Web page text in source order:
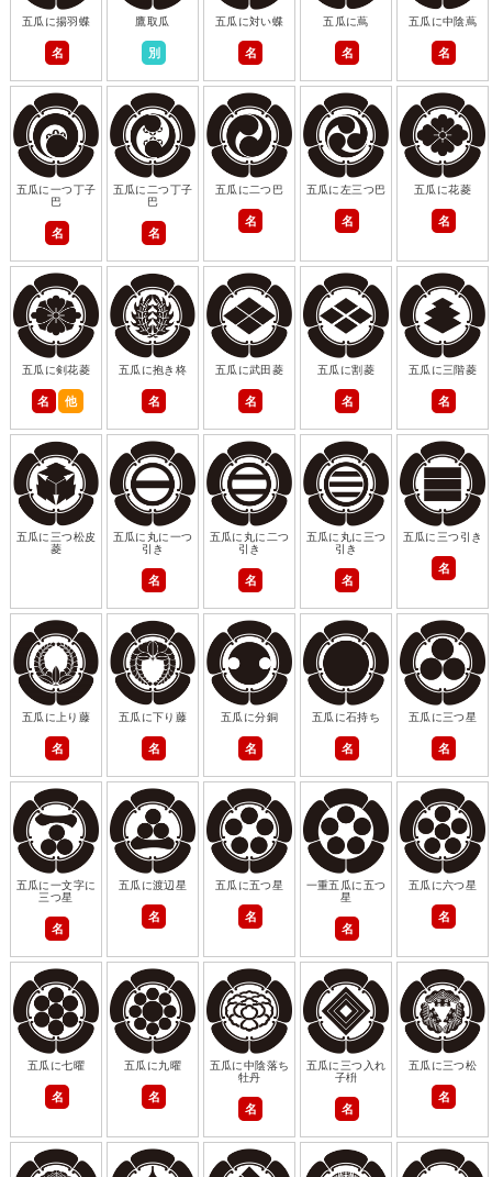
五瓜に揚羽蝶
名
鷹取瓜
別
五瓜に対い蝶
名
五瓜に蔦
名
五瓜に中陰蔦
名
五瓜に一つ丁子
巴
名
五瓜に二つ丁子
巴
名
五瓜に二つ巴
名
五瓜に左三つ巴
名
五瓜に花菱
名
五瓜に剣花菱
名 他
五瓜に抱き柊
名
五瓜に武田菱
名
五瓜に割菱
名
五瓜に三階菱
名
五瓜に三つ松皮
菱
五瓜に丸に一つ
引き
名
五瓜に丸に二つ
引き
名
五瓜に丸に三つ
引き
名
五瓜に三つ引き
名
五瓜に上り藤
名
五瓜に下り藤
名
五瓜に分銅
名
五瓜に石持ち
名
五瓜に三つ星
名
五瓜に一文字に
三つ星
名
五瓜に渡辺星
名
五瓜に五つ星
名
一重五瓜に五つ
星
名
五瓜に六つ星
名
五瓜に七曜
名
五瓜に九曜
名
五瓜に中陰落ち
牡丹
名
五瓜に三つ入れ
子枡
名
五瓜に三つ松
名